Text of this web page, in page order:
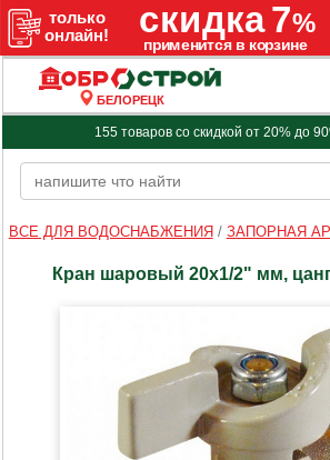
БЕЛОРЕЦК
155 товаров со скидкой от 20% до
ВСЕ ДЛЯ ВОДОСНАБЖЕНИЯ / ЗАПОРНАЯ
Кран шаровый 20х1/2" мм,